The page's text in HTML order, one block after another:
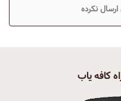
نکرده
کافه یاب